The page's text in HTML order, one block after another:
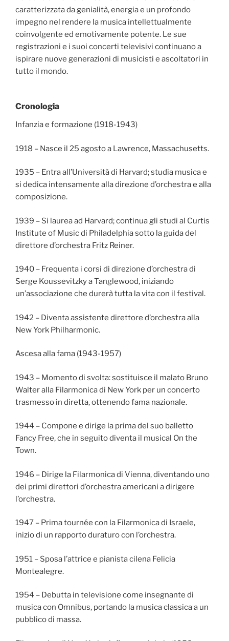
caratterizzata da genialità, energia e un profondo
impegno nel rendere la musica intellettualmente
coinvolgente ed emotivamente potente. Le sue
registrazioni e i suoi concerti televisivi continuano a
ispirare nuove generazioni di musicisti e ascoltatori in
tutto il mondo.
Cronologia
Infanzia e formazione (1918-1943)
1918 – Nasce il 25 agosto a Lawrence, Massachusetts.
1935 – Entra all’Università di Harvard; studia musica e
si dedica intensamente alla direzione d’orchestra e alla
composizione.
1939 – Si laurea ad Harvard; continua gli studi al Curtis
Institute of Music di Philadelphia sotto la guida del
direttore d’orchestra Fritz Reiner.
1940 – Frequenta i corsi di direzione d’orchestra di
Serge Koussevitzky a Tanglewood, iniziando
un’associazione che durerà tutta la vita con il festival.
1942 – Diventa assistente direttore d’orchestra alla
New York Philharmonic.
Ascesa alla fama (1943-1957)
1943 – Momento di svolta: sostituisce il malato Bruno
Walter alla Filarmonica di New York per un concerto
trasmesso in diretta, ottenendo fama nazionale.
1944 – Compone e dirige la prima del suo balletto
Fancy Free, che in seguito diventa il musical On the
Town.
1946 – Dirige la Filarmonica di Vienna, diventando uno
dei primi direttori d’orchestra americani a dirigere
l’orchestra.
1947 – Prima tournée con la Filarmonica di Israele,
inizio di un rapporto duraturo con l’orchestra.
1951 – Sposa l’attrice e pianista cilena Felicia
Montealegre.
1954 – Debutta in televisione come insegnante di
musica con Omnibus, portando la musica classica a un
pubblico di massa.